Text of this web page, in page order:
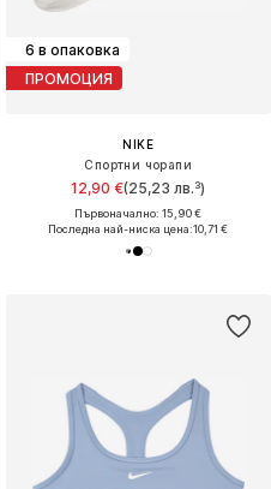
6 в опаковка
ПРОМОЦИЯ
NIKE
Спортни чорапи
12,90 €(25,23 лв.³)
Първоначално: 15,90 €
Последна най-ниска цена:10,71 €